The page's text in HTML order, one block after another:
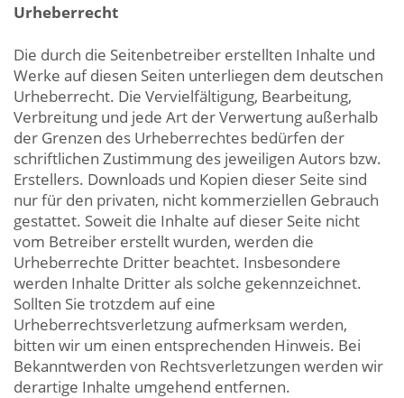
Urheberrecht
Die durch die Seitenbetreiber erstellten Inhalte und
Werke auf diesen Seiten unterliegen dem deutschen
Urheberrecht. Die Vervielfältigung, Bearbeitung,
Verbreitung und jede Art der Verwertung außerhalb
der Grenzen des Urheberrechtes bedürfen der
schriftlichen Zustimmung des jeweiligen Autors bzw.
Erstellers. Downloads und Kopien dieser Seite sind
nur für den privaten, nicht kommerziellen Gebrauch
gestattet. Soweit die Inhalte auf dieser Seite nicht
vom Betreiber erstellt wurden, werden die
Urheberrechte Dritter beachtet. Insbesondere
werden Inhalte Dritter als solche gekennzeichnet.
Sollten Sie trotzdem auf eine
Urheberrechtsverletzung aufmerksam werden,
bitten wir um einen entsprechenden Hinweis. Bei
Bekanntwerden von Rechtsverletzungen werden wir
derartige Inhalte umgehend entfernen.